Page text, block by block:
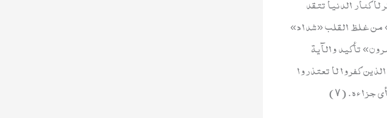
من غلظ القلب «شداد»
تأكيد والآية
المؤمنين بألسنتهم دون قلوبهم. (٦) «يا أيها الذين كفروا لا تعتذروا
جزاءه. (٧)